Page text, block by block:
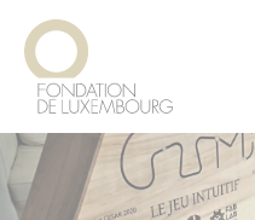
Aller
contenu
principal
Panneau de gestion des